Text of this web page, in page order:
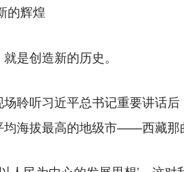
的辉煌
创造新的历史。
听习近平总书记重要讲话后
海拔最高的地级市——西藏那